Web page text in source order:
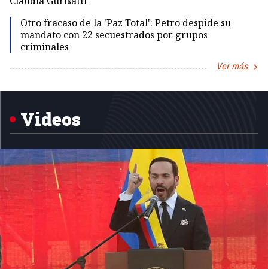
Otro fracaso de la 'Paz Total': Petro despide su
mandato con 22 secuestrados por grupos
criminales
Ver más
Videos